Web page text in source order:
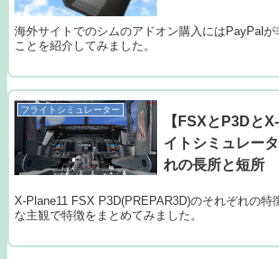
海外サイトでのシムのアドオン購入にはPayPalが
ことを紹介してみました。
フライトシミュレーター
【FSXとP3Dと
イトシミュレー
れの長所と短所
X-Plane11 FSX P3D(PREPAR3D)のそれぞれの特
な主観で特徴をまとめてみました。